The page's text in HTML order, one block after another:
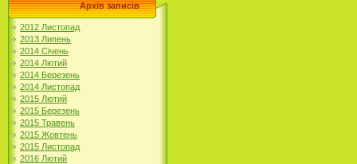
Архів записів
2012 Листопад
2013 Липень
2014 Січень
2014 Лютий
2014 Березень
2014 Листопад
2015 Лютий
2015 Березень
2015 Травень
2015 Жовтень
2015 Листопад
2016 Лютий